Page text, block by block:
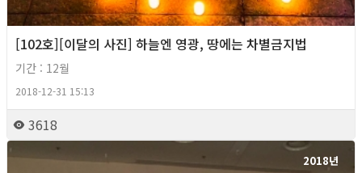
[102호][이달의 사진] 하늘엔 영광, 땅에는 차별금지법
기간 : 12월
2018-12-31 15:13
3618
2018년